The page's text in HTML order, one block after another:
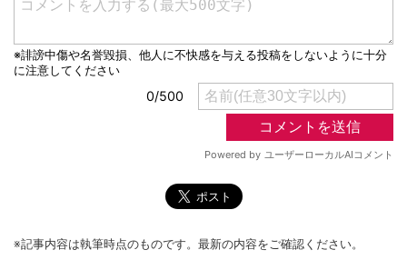
※記事内容は執筆時点のものです。最新の内容をご確認ください。